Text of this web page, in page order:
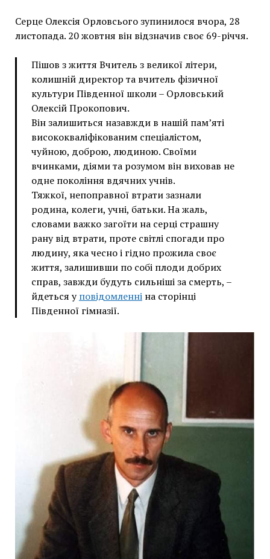
Серце Олексія Орловсього зупинилося вчора, 28
листопада. 20 жовтня він відзначив своє 69-річчя.
Пішов з життя Вчитель з великої літери,
колишній директор та вчитель фізичної
культури Південної школи – Орловський
Олексій Прокопович.
Він залишиться назавжди в нашій пам’яті
висококваліфікованим спеціалістом,
чуйною, доброю, людиною. Своїми
вчинками, діями та розумом він виховав не
одне покоління вдячних учнів.
Тяжкої, непоправної втрати зазнали
родина, колеги, учні, батьки. На жаль,
словами важко загоїти на серці страшну
рану від втрати, проте світлі спогади про
людину, яка чесно і гідно прожила своє
життя, залишивши по собі плоди добрих
справ, завжди будуть сильніші за смерть, –
йдеться уповідомленніна сторінці
Південної гімназії.